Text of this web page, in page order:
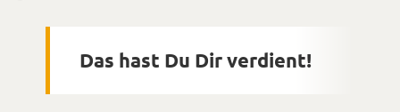
Das hast Du Dir verdient!